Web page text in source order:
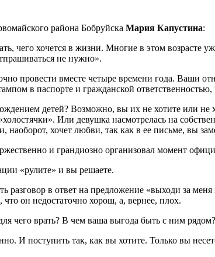
района Бобруйска Мария Капустина:
чего хочется в жизни. Многие в этом возрасте
не нужно».
провести вместе четыре времени года. Ваши
в паспорте и гражданской
детей? Возможно, вы их не хотите или не
Или девушка насмотрелась на
хочет любви, так как в ее письме, вы
и грандиозно организовал момент
«рулите» и вы решаете.
разговор в ответ на предложение «выходи за
он недостаточно хорош, а, вернее, плох.
чего врать? В чем ваша выгода быть с ним рядом?
И поступить так, как вы хотите. Только вы